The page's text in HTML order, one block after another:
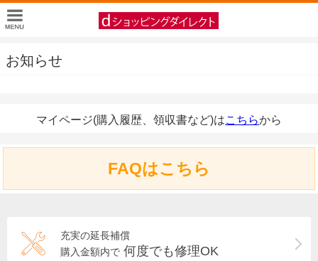
お知らせ
マイページ(購入履歴、領収書など)はこちらから
FAQはこちら
充実の延長補償
購入金額内で 何度でも修理OK